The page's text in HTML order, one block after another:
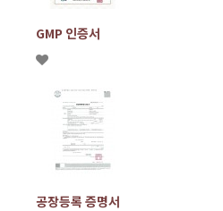
GMP 인증서
공장등록 증명서